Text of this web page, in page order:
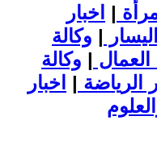
| اخبار
| وكالة
العمال | وكالة
الرياضة | اخبار